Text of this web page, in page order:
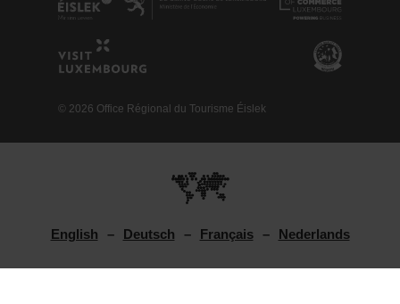
© 2026 Office Régional du Tourisme Éislek
English Deutsch Français Nederlands